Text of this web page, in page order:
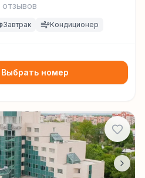
отзывов
Завтрак Кондиционер
Выбрать номер